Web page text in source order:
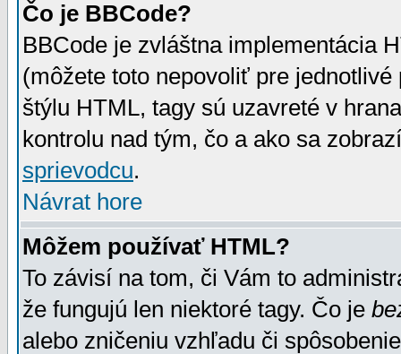
Čo je BBCode?
BBCode je zvláštna implementácia
(môžete toto nepovoliť pre
štýlu HTML, tagy sú uzavreté v
kontrolu nad tým, čo a ako sa
sprievodcu.
Návrat hore
Môžem používať HTML?
To závisí na tom, či Vám to
že fungujú len niektoré tagy. Čo je
alebo zničeniu vzhľadu či